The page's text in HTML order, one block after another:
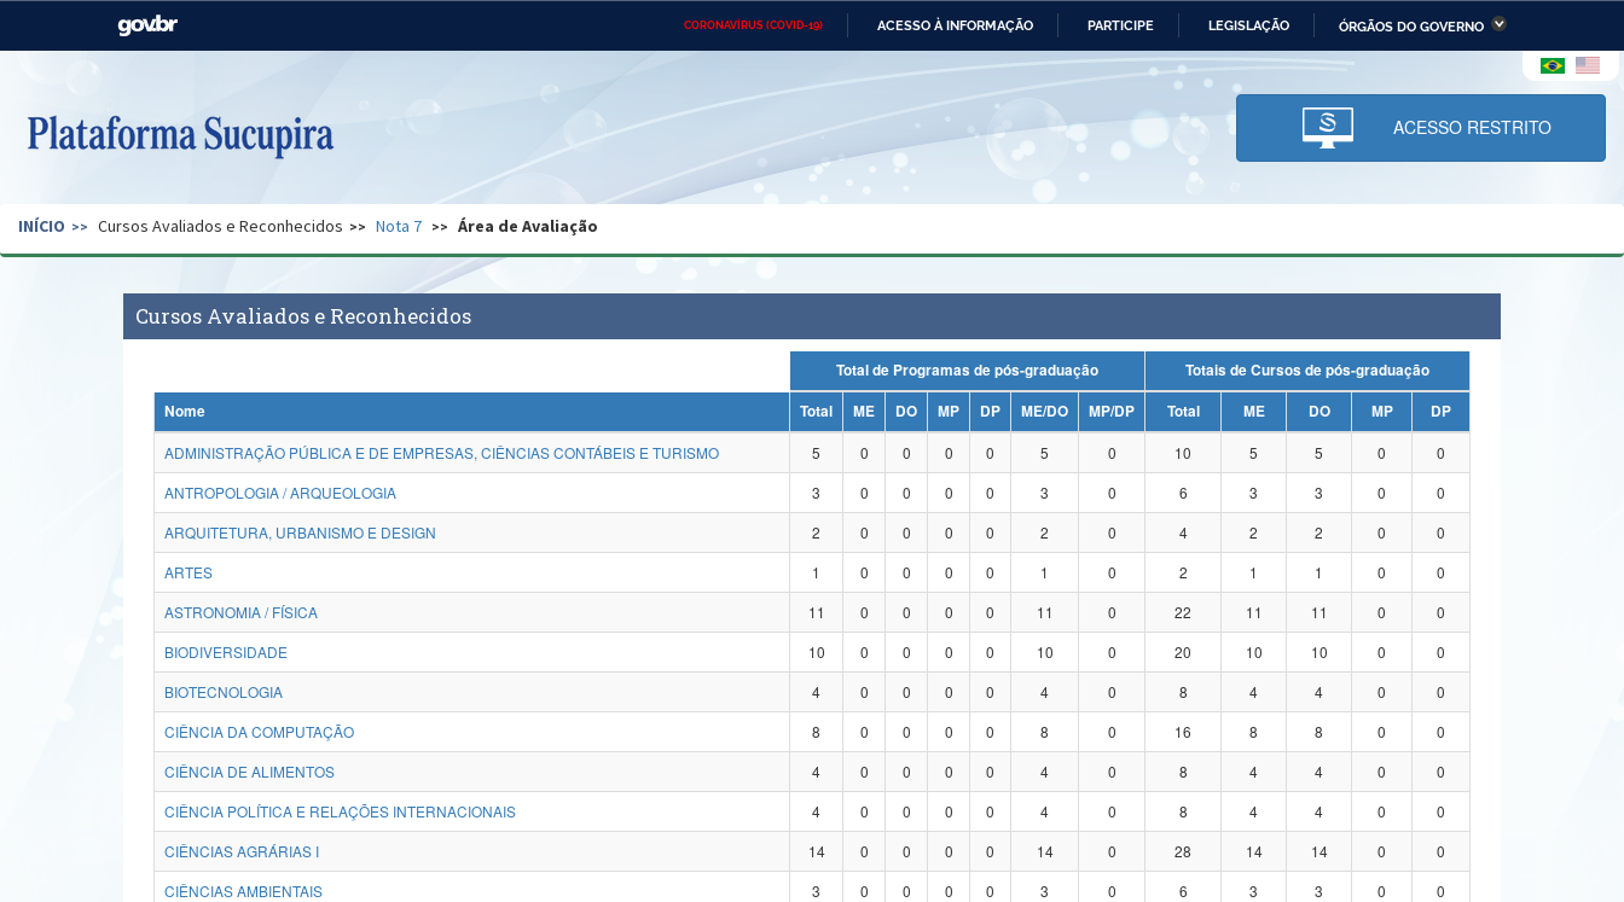
CORONAVÍRUS (COVID-19) ACESSO À INFORMAÇÃO PARTICIPE LEGISLAÇÃO ÓRGÃOS DO GOVERNO
Casa Civil Ministério das Relações Ministério da Economia Ministério da Infraestrutura
Pecuária e Abastecimento
Ministério da Ciência,
Tecnologia, Inovações e
Comunicações
Ministério do Desenvolvimento
Regional e dos Direitos Humanos
Secretaria de Governo Gabinete de Segurança Advocacia-Geral da União Banco Central do Brasil Planalto
ACESSO RESTRITO
INÍCIO Cursos Avaliados e Reconhecidos Nota 7 Área de Avaliação
Cursos Avaliados e Reconhecidos
Total de Programas de pós-graduação
Totais de Cursos de pós-graduação
Nome
Total ME DO MP DP ME/DO MP/DP Total ME DO MP
DP
ADMINISTRAÇÃO PÚBLICA E DE EMPRESAS, CIÊNCIAS CONTÁBEIS E TURISMO
5 0 0 0 0 5 0 10 5 5 0
0
ANTROPOLOGIA / ARQUEOLOGIA
3 0 0 0 0 3 0 6 3 3 0
0
ARQUITETURA, URBANISMO E DESIGN
2 0 0 0 0 2 0 4 2 2 0
0
ARTES
1 0 0 0 0 1 0 2 1 1 0
0
ASTRONOMIA / FÍSICA
11 0 0 0 0 11 0 22 11 11 0
0
BIODIVERSIDADE
10 0 0 0 0 10 0 20 10 10 0
0
BIOTECNOLOGIA
4 0 0 0 0 4 0 8 4 4 0
0
CIÊNCIA DA COMPUTAÇÃO
8 0 0 0 0 8 0 16 8 8 0
0
CIÊNCIA DE ALIMENTOS
4 0 0 0 0 4 0 8 4 4 0
0
CIÊNCIA POLÍTICA E RELAÇÕES INTERNACIONAIS
4 0 0 0 0 4 0 8 4 4 0
0
CIÊNCIAS AGRÁRIAS I
14 0 0 0 0 14 0 28 14 14 0
0
CIÊNCIAS AMBIENTAIS
3 0 0 0 0 3 0 6 3 3 0
0